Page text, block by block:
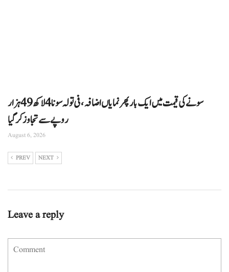
سونے کی قیمت میں ایک بار پھر نمایاں اضافہ، فی تولہ سونا 4 لاکھ 49 ہزار
روپے سے تجاوز کرگیا
August 6, 2026
PREV NEXT
Leave a reply